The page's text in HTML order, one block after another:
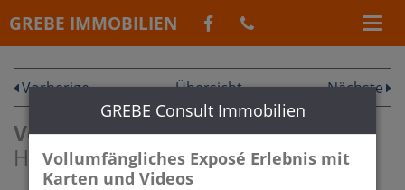
GREBE IMMOBILIEN
Vorherige Übersicht Nächste
Vermietet:Frisch renoviertes zu
Hause mit guter Anbindung gefällig?
GREBE Consult Immobilien
Vollumfängliches Exposé Erlebnis mit
Karten und Videos